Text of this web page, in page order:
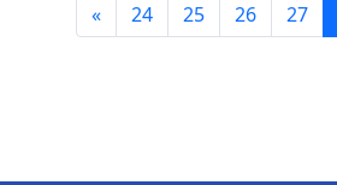
« 24 25 26 27